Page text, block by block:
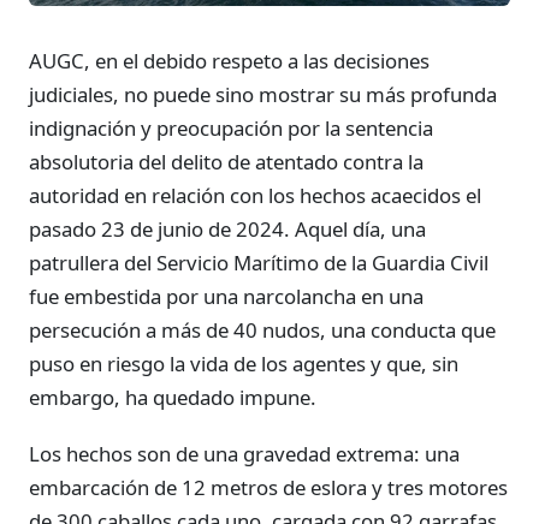
AUGC, en el debido respeto a las decisiones
judiciales, no puede sino mostrar su más profunda
indignación y preocupación por la sentencia
absolutoria del delito de atentado contra la
autoridad en relación con los hechos acaecidos el
pasado 23 de junio de 2024. Aquel día, una
patrullera del Servicio Marítimo de la Guardia Civil
fue embestida por una narcolancha en una
persecución a más de 40 nudos, una conducta que
puso en riesgo la vida de los agentes y que, sin
embargo, ha quedado impune.
Los hechos son de una gravedad extrema: una
embarcación de 12 metros de eslora y tres motores